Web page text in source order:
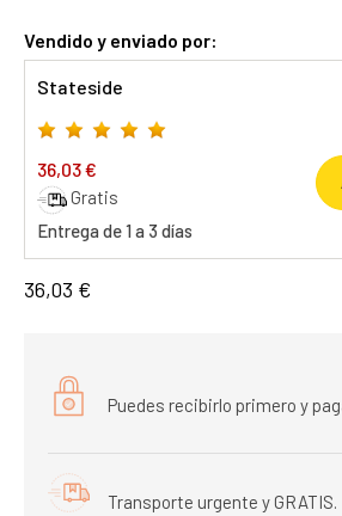
Vendido y enviado por:
Stateside
36,03 €
Gratis
Entrega de 1 a 3 días
36,03 €
Puedes recibirlo primero y
Transporte urgente y GRATIS.